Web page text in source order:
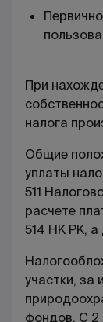
При
налога
Общие
уплаты
511
расчете
514 НК РК, а
участки, за
фондов. С 2